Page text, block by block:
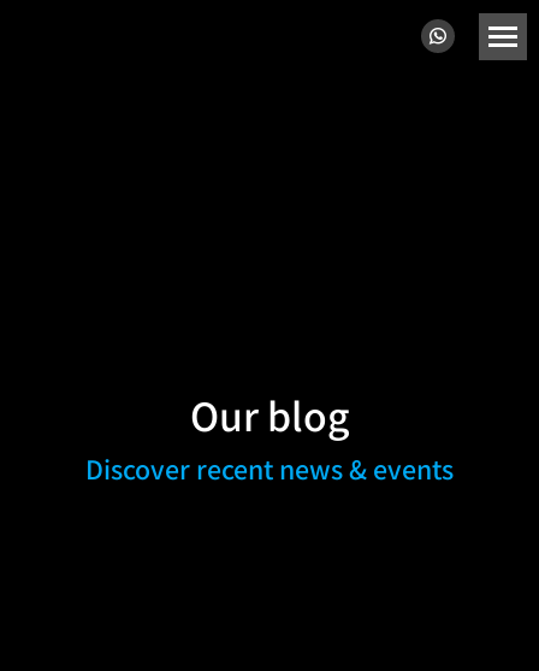
Our blog
Discover recent news & events